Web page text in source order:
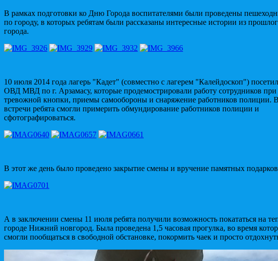
В рамках подготовки ко Дню Города воспитателями были проведены
по городу, в которых ребятам были рассказаны интересные истории из
города.
10 июля 2014 года лагерь "Кадет" (совместно с лагерем "Калейдоскоп")
ОВД МВД по г. Арзамасу, которые продемострировали работу сотрудников при
тревожной кнопки, приемы самообороны и снаряжение работников полиции.
встречи ребята смогли примерить обмундирование работников полиции и
сфотографироваться.
В этот же день было проведено закрытие смены и вручение памятных
А в заключении смены 11 июля ребята получили возможность покататься на
городе Нижний новгород. Была проведена 1,5 часовая прогулка, во время
смогли пообщаться в свободной обстановке, покормить чаек и просто